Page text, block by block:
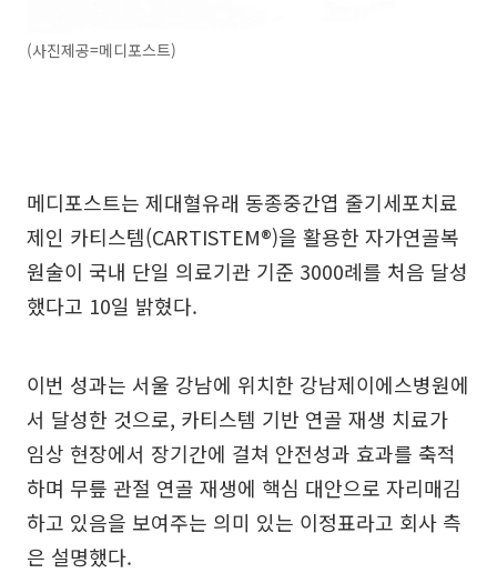
(사진제공=메디포스트)
메디포스트는 제대혈유래 동종중간엽 줄기세포치료
제인 카티스템(CARTISTEM®)을 활용한 자가연골복
원술이 국내 단일 의료기관 기준 3000례를 처음 달성
했다고 10일 밝혔다.
이번 성과는 서울 강남에 위치한 강남제이에스병원에
서 달성한 것으로, 카티스템 기반 연골 재생 치료가
임상 현장에서 장기간에 걸쳐 안전성과 효과를 축적
하며 무릎 관절 연골 재생에 핵심 대안으로 자리매김
하고 있음을 보여주는 의미 있는 이정표라고 회사 측
은 설명했다.